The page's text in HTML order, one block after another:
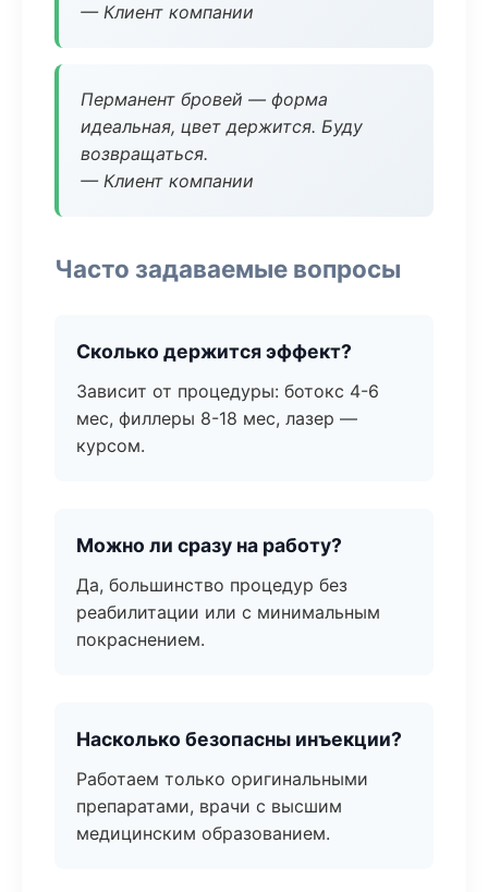
— Клиент компании
Перманент бровей — форма
идеальная, цвет держится. Буду
возвращаться.
— Клиент компании
Часто задаваемые вопросы
Сколько держится эффект?
Зависит от процедуры: ботокс 4-6
мес, филлеры 8-18 мес, лазер —
курсом.
Можно ли сразу на работу?
Да, большинство процедур без
реабилитации или с минимальным
покраснением.
Насколько безопасны инъекции?
Работаем только оригинальными
препаратами, врачи с высшим
медицинским образованием.